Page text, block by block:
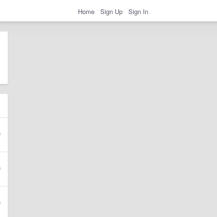
Home Sign Up Sign In